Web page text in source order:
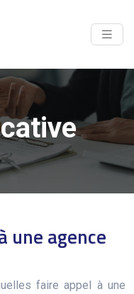
une agence
faire appel à une